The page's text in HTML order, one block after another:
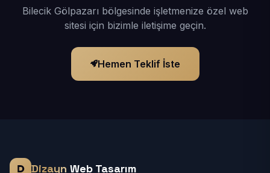
Bilecik Gölpazarı bölgesinde işletmenize özel web
sitesi için bizimle iletişime geçin.
Hemen Teklif İste
Dizayn Web Tasarım